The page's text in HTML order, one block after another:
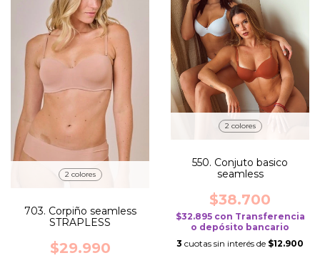
2 colores
703. Corpiño seamless
STRAPLESS
$29.990
2 colores
550. Conjuto basico
seamless
$38.700
$32.895 con Transferencia
o depósito bancario
3 cuotas sin interés de $12.900